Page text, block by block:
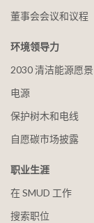
董事会会议和议程
环境领导力
2030 清洁能源愿景
电源
保护树木和电线
自愿碳市场披露
职业生涯
在 SMUD 工作
搜索职位